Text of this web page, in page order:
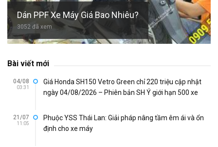
Dán PPF Xe Máy Giá Bao Nhiêu?
3052 đã xem
Bài viết mới
04/08
03:31
Giá Honda SH150 Vetro Green chỉ 220 triệu cập nhật
ngày 04/08/2026 – Phiên bản SH Ý giới hạn 500 xe
21/07
11:05
Phuộc YSS Thái Lan: Giải pháp nâng tầm êm ái và ổn
định cho xe máy